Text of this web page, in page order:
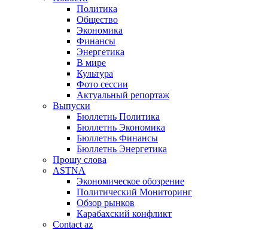
Политика
Общество
Экономика
Финансы
Энергетика
В мире
Культура
Фото сессии
Актуальный репортаж
Выпуски
Бюллетнь Политика
Бюллетнь Экономика
Бюллетнь Финансы
Бюллетнь Энергетика
Прошу слова
ASTNA
Экономическое обозрение
Политический Мониторинг
Обзор рынков
Карабахский конфликт
Contact az